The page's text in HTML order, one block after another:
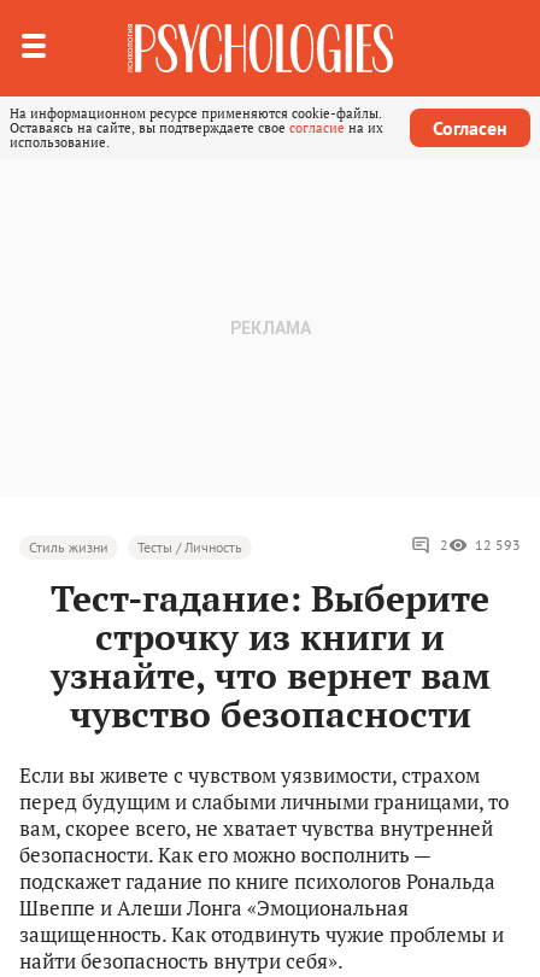
На информационном ресурсе применяются cookie-файлы.
Оставаясь на сайте, вы подтверждаете свое согласие на их
использование.
Согласен
Стиль жизни Тесты / Личность 2 12 593
Тест-гадание: Выберите
строчку из книги и
узнайте, что вернет вам
чувство безопасности
Если вы живете с чувством уязвимости, страхом
перед будущим и слабыми личными границами, то
вам, скорее всего, не хватает чувства внутренней
безопасности. Как его можно восполнить —
подскажет гадание по книге психологов Рональда
Швеппе и Алеши Лонга «Эмоциональная
защищенность. Как отодвинуть чужие проблемы и
найти безопасность внутри себя».